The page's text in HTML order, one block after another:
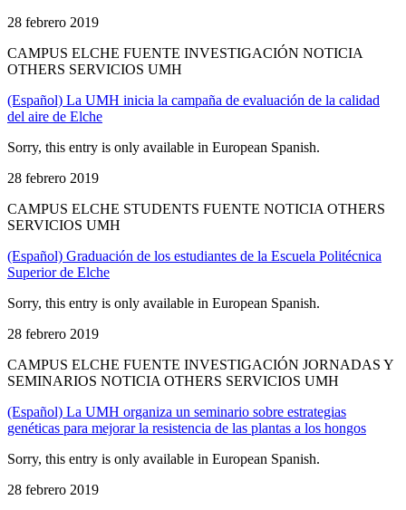
28 febrero 2019
CAMPUS ELCHE FUENTE INVESTIGACIÓN NOTICIA
OTHERS SERVICIOS UMH
(Español) La UMH inicia la campaña de evaluación de la calidad
del aire de Elche
Sorry, this entry is only available in European Spanish.
28 febrero 2019
CAMPUS ELCHE STUDENTS FUENTE NOTICIA OTHERS
SERVICIOS UMH
(Español) Graduación de los estudiantes de la Escuela Politécnica
Superior de Elche
Sorry, this entry is only available in European Spanish.
28 febrero 2019
CAMPUS ELCHE FUENTE INVESTIGACIÓN JORNADAS Y
SEMINARIOS NOTICIA OTHERS SERVICIOS UMH
(Español) La UMH organiza un seminario sobre estrategias
genéticas para mejorar la resistencia de las plantas a los hongos
Sorry, this entry is only available in European Spanish.
28 febrero 2019